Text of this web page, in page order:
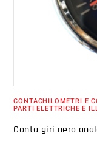
CONTACHILOMETRI E
PARTI ELETTRICHE E
Conta giri nero